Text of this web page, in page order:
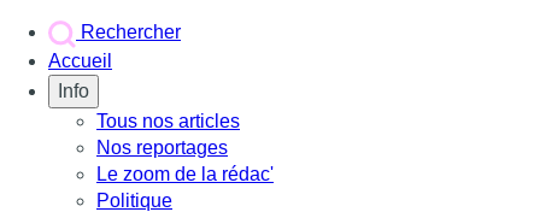
Rechercher
Accueil
Info
Tous nos articles
Nos reportages
Le zoom de la rédac'
Politique